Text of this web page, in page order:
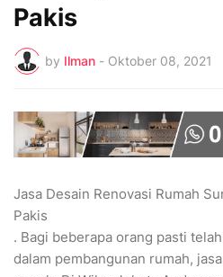
Pakis
by Ilman - Oktober 08, 2021
Jasa Desain Renovasi Rumah
Pakis
. Bagi beberapa orang pasti
dalam pembangunan rumah,